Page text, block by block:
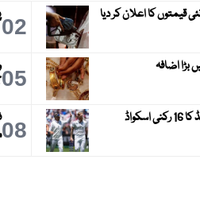
قیمتوں کا اعلان کر دیا 02
اضافہ 05
پاکستان کیخلاف ٹیسٹ سیریز ، انگلینڈ کا 16 رکنی اسکواڈ
08